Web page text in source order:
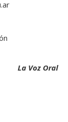
La Voz Oral